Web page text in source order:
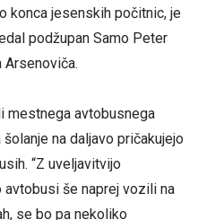
konca jesenskih počitnic, je
podžupan Samo Peter
Arsenoviča.
mestnega avtobusnega
na daljavo pričakujejo
“Z uveljavitvijo
še naprej vozili na
se bo pa nekoliko